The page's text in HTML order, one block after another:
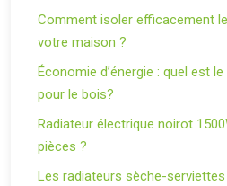
Comment isoler efficacement
votre maison ?
Économie d’énergie : quel est
pour le bois?
Radiateur électrique noirot
pièces ?
Les radiateurs sèche-